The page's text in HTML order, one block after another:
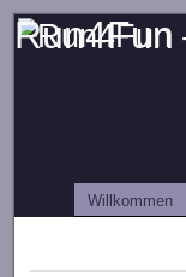
Willkommen